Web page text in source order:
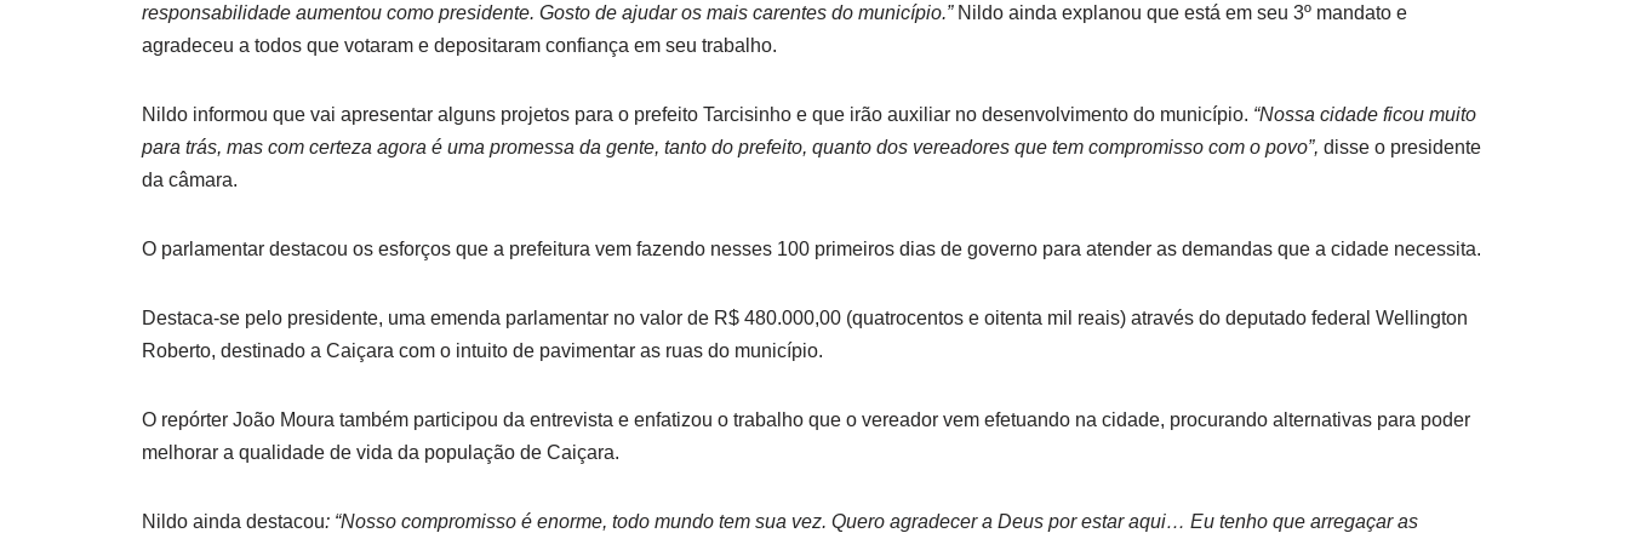
responsabilidade aumentou como presidente. Gosto de ajudar os mais carentes do município.” Nildo ainda explanou que está em seu 3º mandato e
agradeceu a todos que votaram e depositaram confiança em seu trabalho.
Nildo informou que vai apresentar alguns projetos para o prefeito Tarcisinho e que irão auxiliar no desenvolvimento do município. “Nossa cidade ficou muito
para trás, mas com certeza agora é uma promessa da gente, tanto do prefeito, quanto dos vereadores que tem compromisso com o povo”, disse o presidente
da câmara.
O parlamentar destacou os esforços que a prefeitura vem fazendo nesses 100 primeiros dias de governo para atender as demandas que a cidade necessita.
Destaca-se pelo presidente, uma emenda parlamentar no valor de R$ 480.000,00 (quatrocentos e oitenta mil reais) através do deputado federal Wellington
Roberto, destinado a Caiçara com o intuito de pavimentar as ruas do município.
O repórter João Moura também participou da entrevista e enfatizou o trabalho que o vereador vem efetuando na cidade, procurando alternativas para poder
melhorar a qualidade de vida da população de Caiçara.
Nildo ainda destacou: “Nosso compromisso é enorme, todo mundo tem sua vez. Quero agradecer a Deus por estar aqui… Eu tenho que arregaçar as